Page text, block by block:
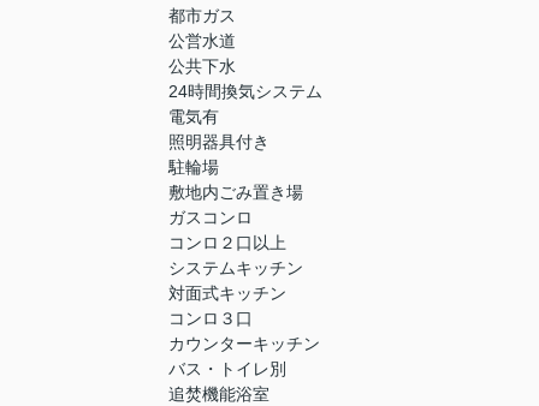
都市ガス
公営水道
公共下水
24時間換気システム
電気有
照明器具付き
駐輪場
敷地内ごみ置き場
ガスコンロ
コンロ２口以上
システムキッチン
対面式キッチン
コンロ３口
カウンターキッチン
バス・トイレ別
追焚機能浴室